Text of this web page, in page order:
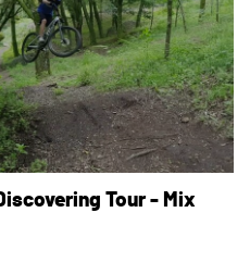
Tour - Mix